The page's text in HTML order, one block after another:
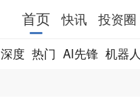
首页 快讯 投资圈
深度 热门 AI先锋 机器人